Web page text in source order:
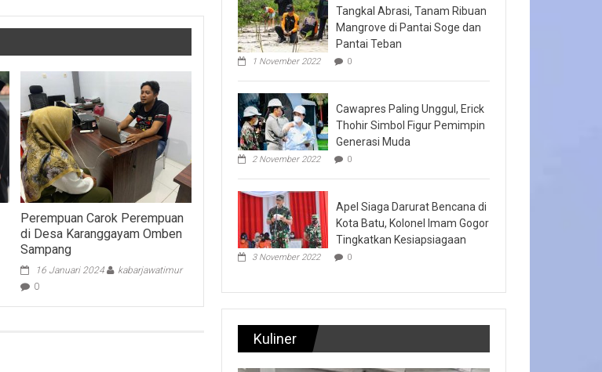
Perempuan Carok Perempuan
di Desa Karanggayam Omben
Sampang
16 Januari 2024
kabarjawatimur
0
Tangkal Abrasi, Tanam Ribuan
Mangrove di Pantai Soge dan
Pantai Teban
1 November 2022 0
Cawapres Paling Unggul, Erick
Thohir Simbol Figur Pemimpin
Generasi Muda
2 November 2022 0
Apel Siaga Darurat Bencana di
Kota Batu, Kolonel Imam Gogor
Tingkatkan Kesiapsiagaan
3 November 2022 0
Kuliner